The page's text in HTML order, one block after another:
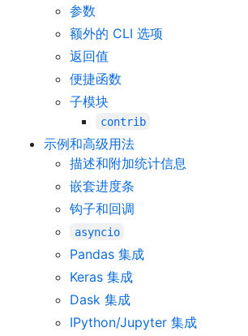
参数
额外的 CLI 选项
返回值
便捷函数
子模块
contrib
示例和高级用法
描述和附加统计信息
嵌套进度条
钩子和回调
asyncio
Pandas 集成
Keras 集成
Dask 集成
IPython/Jupyter 集成